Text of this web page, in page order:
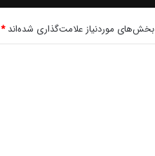
بخش‌های موردنیاز علامت‌گذاری شده‌اند*